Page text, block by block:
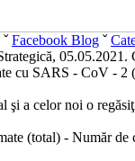
ˇFacebook Blog ˇ
05.05.2021.
cu SARS - CoV -
şi a celor noi o
(total) - Număr